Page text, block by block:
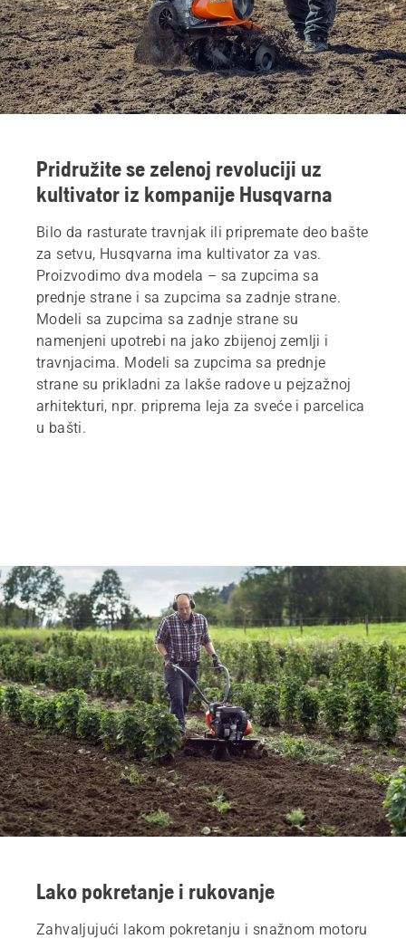
Pridružite se zelenoj revoluciji uz
kultivator iz kompanije Husqvarna
Bilo da rasturate travnjak ili pripremate deo bašte
za setvu, Husqvarna ima kultivator za vas.
Proizvodimo dva modela – sa zupcima sa
prednje strane i sa zupcima sa zadnje strane.
Modeli sa zupcima sa zadnje strane su
namenjeni upotrebi na jako zbijenoj zemlji i
travnjacima. Modeli sa zupcima sa prednje
strane su prikladni za lakše radove u pejzažnoj
arhitekturi, npr. priprema leja za sveće i parcelica
u bašti.
Lako pokretanje i rukovanje
Zahvaljujući lakom pokretanju i snažnom motoru